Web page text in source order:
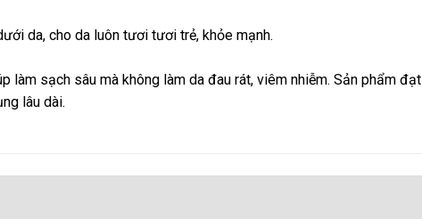
da, cho da luôn tươi tươi trẻ, khỏe mạnh.
làm sạch sâu mà không làm da đau rát, viêm nhiễm. Sản phẩm đạt
lâu dài.